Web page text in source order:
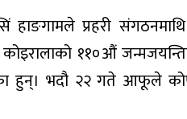
प्रहरी
११०औं
हुन्। भदौ २२ गते आफूले